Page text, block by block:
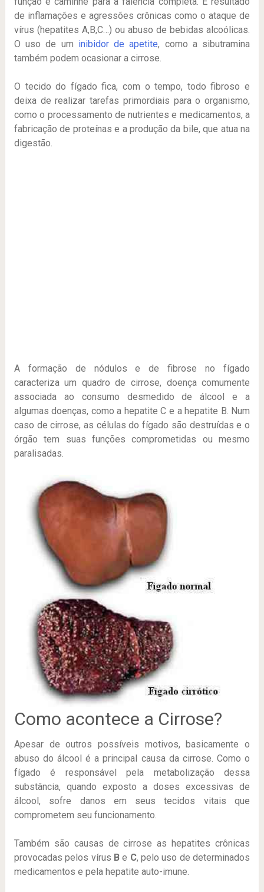
de inflamações e agressões crônicas como o ataque de
vírus (hepatites A,B,C…) ou abuso de bebidas alcoólicas.
O uso de um inibidor de apetite, como a sibutramina
também podem ocasionar a cirrose.
O tecido do fígado fica, com o tempo, todo fibroso e
deixa de realizar tarefas primordiais para o organismo,
como o processamento de nutrientes e medicamentos, a
fabricação de proteínas e a produção da bile, que atua na
digestão.
A formação de nódulos e de fibrose no fígado
caracteriza um quadro de cirrose, doença comumente
associada ao consumo desmedido de álcool e a
algumas doenças, como a hepatite C e a hepatite B. Num
caso de cirrose, as células do fígado são destruídas e o
órgão tem suas funções comprometidas ou mesmo
paralisadas.
Como acontece a Cirrose?
Apesar de outros possíveis motivos, basicamente o
abuso do álcool é a principal causa da cirrose. Como o
fígado é responsável pela metabolização dessa
substância, quando exposto a doses excessivas de
álcool, sofre danos em seus tecidos vitais que
comprometem seu funcionamento.
Também são causas de cirrose as hepatites crônicas
provocadas pelos vírus Be C, pelo uso de determinados
medicamentos e pela hepatite auto-imune.